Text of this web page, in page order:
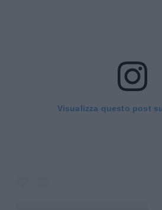
Visualizza questo post